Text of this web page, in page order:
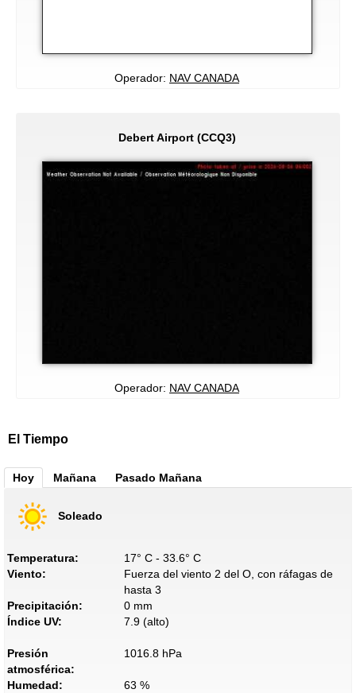
Operador: NAV CANADA
Debert Airport (CCQ3)
Operador: NAV CANADA
El Tiempo
Hoy Mañana Pasado Mañana
Soleado
Temperatura:
17° C - 33.6° C
Viento:
Fuerza del viento 2 del O, con ráfagas de
hasta 3
Precipitación:
0 mm
Índice UV:
7.9 (alto)
Presión
atmosférica:
1016.8 hPa
Humedad: 63 %